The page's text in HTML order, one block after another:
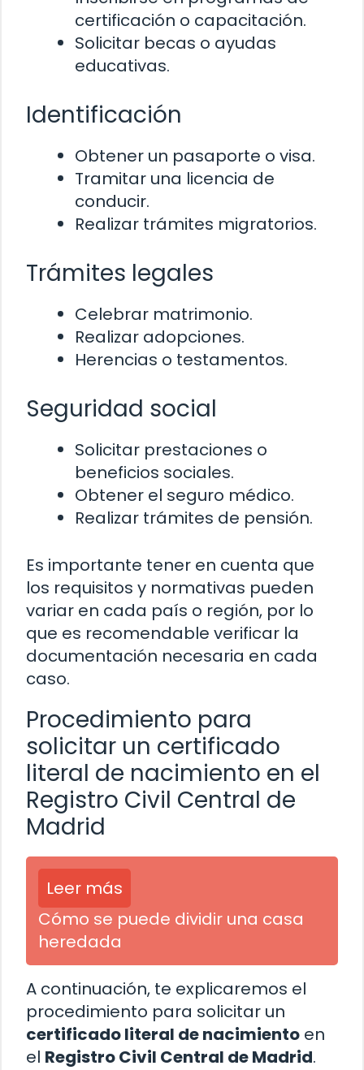
certificación o capacitación.
Solicitar becas o ayudas
educativas.
Identificación
Obtener un pasaporte o visa.
Tramitar una licencia de
conducir.
Realizar trámites migratorios.
Trámites legales
Celebrar matrimonio.
Realizar adopciones.
Herencias o testamentos.
Seguridad social
Solicitar prestaciones o
beneficios sociales.
Obtener el seguro médico.
Realizar trámites de pensión.
Es importante tener en cuenta que
los requisitos y normativas pueden
variar en cada país o región, por lo
que es recomendable verificar la
documentación necesaria en cada
caso.
Procedimiento para
solicitar un certificado
literal de nacimiento en el
Registro Civil Central de
Madrid
Leer más
Cómo se puede dividir una casa
heredada
A continuación, te explicaremos el
procedimiento para solicitar un
certificado literal de nacimiento en
el Registro Civil Central de Madrid.